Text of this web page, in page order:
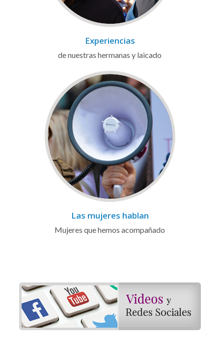
Experiencias
de nuestras hermanas y laicado
Las mujeres hablan
Mujeres que hemos acompañado